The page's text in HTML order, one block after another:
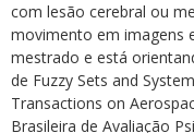
com lesão cerebral ou
movimento em imagens
mestrado e está
de Fuzzy Sets and
Transactions on
Brasileira de Avaliação